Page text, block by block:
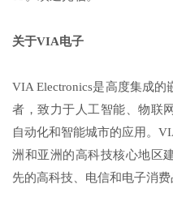
关于VIA电子
VIA Electronics是高度集成
者，致力于人工智能、物联
自动化和智能城市的应用。
洲和亚洲的高科技核心地区
先的高科技、电信和电子消费